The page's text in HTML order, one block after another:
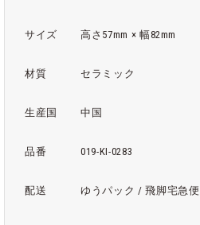
サイズ 高さ57mm × 幅82mm
材質 セラミック
生産国 中国
品番 019-KI-0283
配送 ゆうパック / 飛脚宅急便